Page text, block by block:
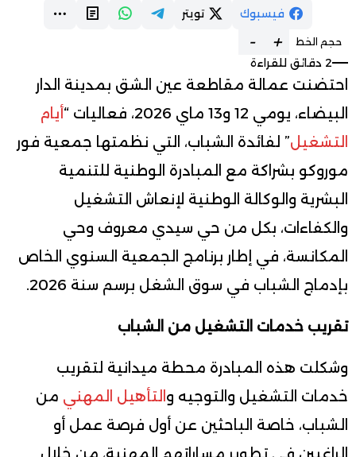
فيسبوك تويتر
حجم الخط +
-
2 دقائق للقراءة
احتضنت عمالة مقاطعة عين الشق بمدينة الدار
البيضاء، يومي 12 و13 ماي 2026، فعاليات “
أيام
التشغيل” لفائدة الشباب، التي نظمتها جمعية فور
موروكو بشراكة مع المبادرة الوطنية للتنمية
البشرية والوكالة الوطنية لإنعاش التشغيل
والكفاءات، بكل من حي سيدي معروف وحي
المكانسة، في إطار برنامج الجمعية السنوي الخاص
بإدماج الشباب في سوق الشغل برسم سنة 2026.
تقريب خدمات التشغيل من الشباب
وشكلت هذه المبادرة محطة ميدانية لتقريب
خدمات التشغيل والتوجيه و التأهيل المهني من
الشباب، خاصة الباحثين عن أول فرصة عمل أو